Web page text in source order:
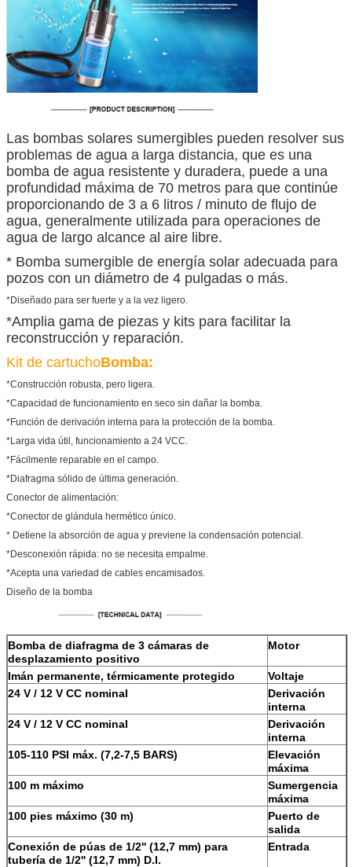
Las bombas solares sumergibles pueden resolver sus
problemas de agua a larga distancia, que es una
bomba de agua resistente y duradera, puede a una
profundidad máxima de 70 metros para que continúe
proporcionando de 3 a 6 litros / minuto de flujo de
agua, generalmente utilizada para operaciones de
agua de largo alcance al aire libre.
* Bomba sumergible de energía solar adecuada para
pozos con un diámetro de 4 pulgadas o más.
*Diseñado para ser fuerte y a la vez ligero.
*Amplia gama de piezas y kits para facilitar la
reconstrucción y reparación.
Kit de cartuchoBomba:
*Construcción robusta, pero ligera.
*Capacidad de funcionamiento en seco sin dañar la bomba.
*Función de derivación interna para la protección de la bomba.
*Larga vida útil, funcionamiento a 24 VCC.
*Fácilmente reparable en el campo.
*Diafragma sólido de última generación.
Conector de alimentación:
*Conector de glándula hermético único.
* Detiene la absorción de agua y previene la condensación potencial.
*Desconexión rápida: no se necesita empalme.
*Acepta una variedad de cables encamisados.
Diseño de la bomba
Bomba de diafragma de 3 cámaras de
desplazamiento positivo
Motor
Imán permanente, térmicamente protegido
Voltaje
24 V / 12 V CC nominal
Derivación
interna
24 V / 12 V CC nominal
Derivación
interna
105-110 PSI máx. (7,2-7,5 BARS)
Elevación
máxima
100 m máximo
Sumergencia
máxima
100 pies máximo (30 m)
Puerto de
salida
Conexión de púas de 1/2'' (12,7 mm) para
tubería de 1/2'' (12,7 mm) D.I.
Entrada